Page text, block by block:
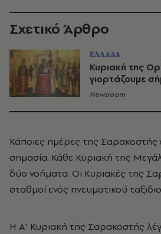
Σχετικό Άρθρο
ΕΛΛΑΔΑ
Κυριακή της
γιορτάζουμε
Newsroom
Κάποιες ημέρες της Σαρακοστής
σημασία. Κάθε Κυριακή της
δύο νοήματα. Οι Κυριακές της
σταθμοί ενός πνευματικού
Η Α’ Κυριακή της Σαρακοστής